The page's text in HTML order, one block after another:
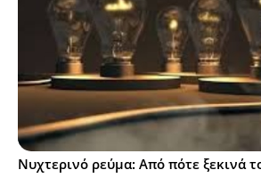
Νυχτερινό ρεύμα: Από πότε ξεκινά